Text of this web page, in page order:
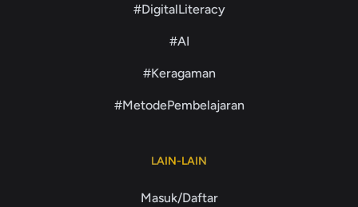
#DigitalLiteracy
#AI
#Keragaman
#MetodePembelajaran
LAIN-LAIN
Masuk/Daftar